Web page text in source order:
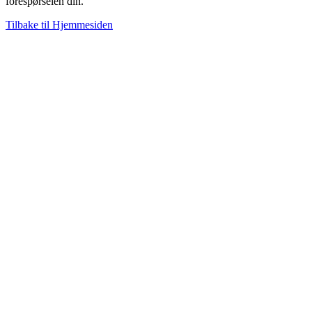
Tilbake til Hjemmesiden